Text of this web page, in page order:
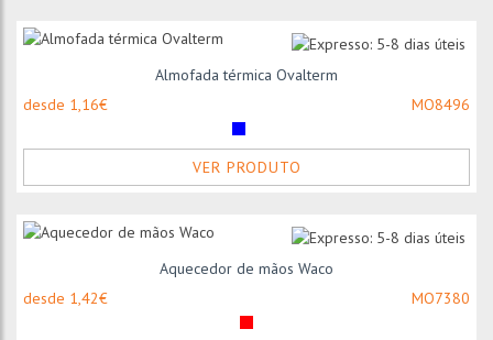
Almofada térmica Ovalterm
desde 1,16€
MO8496
VER PRODUTO
Aquecedor de mãos Waco
desde 1,42€
MO7380